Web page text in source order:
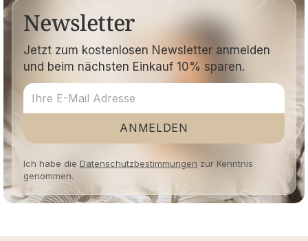
Newsletter
Jetzt zum kostenlosen Newsletter anmelden
und beim nächsten Einkauf 10% sparen.
ANMELDEN
Ich habe die Datenschutzbestimmungen zur Kenntnis
genommen.